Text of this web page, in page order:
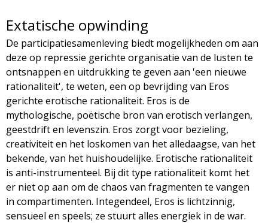
Extatische opwinding
De participatiesamenleving biedt mogelijkheden om aan
deze op repressie gerichte organisatie van de lusten te
ontsnappen en uitdrukking te geven aan 'een nieuwe
rationaliteit', te weten, een op bevrijding van Eros
gerichte erotische rationaliteit. Eros is de
mythologische, poëtische bron van erotisch verlangen,
geestdrift en levenszin. Eros zorgt voor bezieling,
creativiteit en het loskomen van het alledaagse, van het
bekende, van het huishoudelijke. Erotische rationaliteit
is anti-instrumenteel. Bij dit type rationaliteit komt het
er niet op aan om de chaos van fragmenten te vangen
in compartimenten. Integendeel, Eros is lichtzinnig,
sensueel en speels; ze stuurt alles energiek in de war.